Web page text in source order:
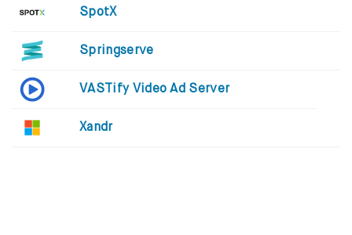
SpotX
Springserve
VASTify Video Ad Server
Xandr